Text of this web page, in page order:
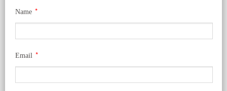
Name *
Email *